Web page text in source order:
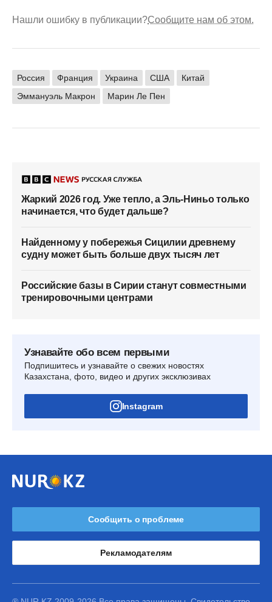
Нашли ошибку в публикации?Сообщите нам об этом.
Россия Франция Украина США
Китай
Эммануэль Макрон
Марин Ле Пен
Жаркий 2026 год. Уже тепло, а Эль-Ниньо только
начинается, что будет дальше?
Найденному у побережья Сицилии древнему
судну может быть больше двух тысяч лет
Российские базы в Сирии станут совместными
тренировочными центрами
Узнавайте обо всем первыми
Подпишитесь и узнавайте о свежих новостях
Казахстана, фото, видео и других эксклюзивах
Instagram
Сообщить о проблеме
Рекламодателям